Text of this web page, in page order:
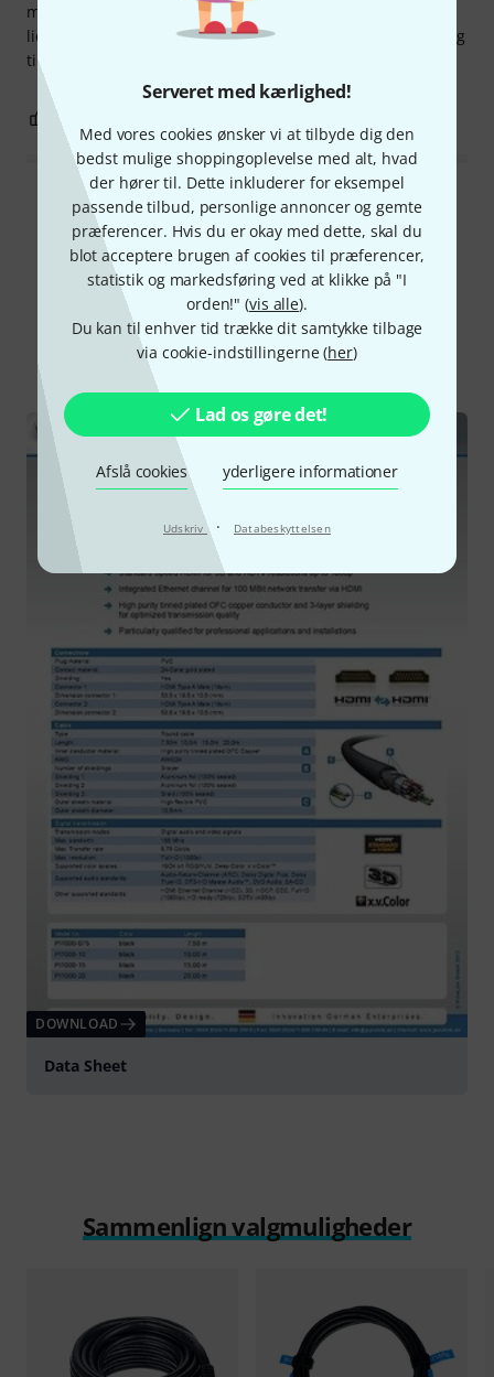
Serveret med kærlighed!
Med vores cookies ønsker vi at tilbyde dig den
bedst mulige shoppingoplevelse med alt, hvad
der hører til. Dette inkluderer for eksempel
passende tilbud, personlige annoncer og gemte
præferencer. Hvis du er okay med dette, skal du
blot acceptere brugen af cookies til præferencer,
statistik og markedsføring ved at klikke på "I
orden!" (vis alle).
Du kan til enhver tid trække dit samtykke tilbage
via cookie-indstillingerne (her)
Lad os gøre det!
Afslå cookies yderligere informationer
Udskriv · Databeskyttelsen
men klikker ikke på plads. Måske kunne producenten gøre
lidt mere for at gøre det. Men alt i alt er det fremragende og
til en rimelig pris: et godt køb!
0
Læs alle anmeldelser
Vidste du?
Alle Downloads
DOWNLOAD
Data Sheet
Sammenlign valgmuligheder